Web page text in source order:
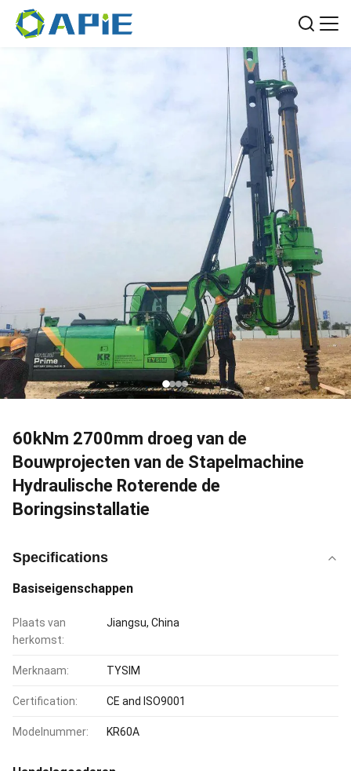
60kNm 2700mm droeg van de
Bouwprojecten van de Stapelmachine
Hydraulische Roterende de
Boringsinstallatie
Specifications
Basiseigenschappen
Plaats van
herkomst:
Jiangsu, China
Merknaam: TYSIM
Certification: CE and ISO9001
Modelnummer: KR60A